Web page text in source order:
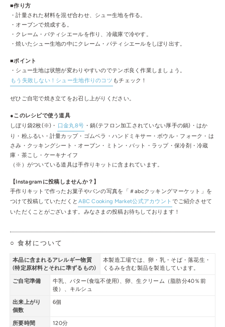
■作り方
・計量された材料を混ぜ合わせ、シュー生地を作る。
・オーブンで焼成する。
・クレーム・パティシエールを作り、冷蔵庫で冷やす。
・焼いたシュー生地の中にクレーム・パティシエールをしぼり出す。
■ポイント
・シュー生地は状態が変わりやすいのでテンポ良く作業しましょう。
もう失敗しない！シュー生地作りのコツ もチェック！
ぜひご自宅で焼き立てをお召し上がりください。
●このレシピで使う道具
しぼり袋2枚(※)・ 口金丸8号 ・鍋(テフロン加工されていない厚手の鍋)・はか
り・粉ふるい・計量カップ・ゴムベラ・ハンドミキサー・ボウル・フォーク・は
さみ・クッキングシート・オーブン・ミトン・バット・ラップ・保冷剤・冷蔵
庫・茶こし・ケーキナイフ
（※）がついている道具は手作りキットに含まれています。
【Instagramに投稿しませんか？】
手作りキットで作ったお菓子やパンの写真を「＃abcクッキングマーケット」を
つけて投稿していただくと ABC Cooking Market公式アカウント でご紹介させて
いただくことがございます。みなさまの投稿お待ちしております！
○ 食材について
本品に含まれるアレルギー物質
(特定原材料とそれに準ずるもの)
本製造工場では、卵・乳・そば・落花生・
くるみを含む製品を製造しています。
ご自宅準備
牛乳、バター(食塩不使用)、卵、生クリーム（脂肪分40％前
後）、キルシュ
出来上がり
個数
6個
所要時間
120分